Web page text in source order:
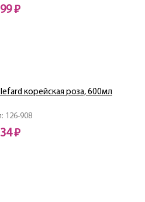
₽
126-908
корейская роза, 600мл
₽